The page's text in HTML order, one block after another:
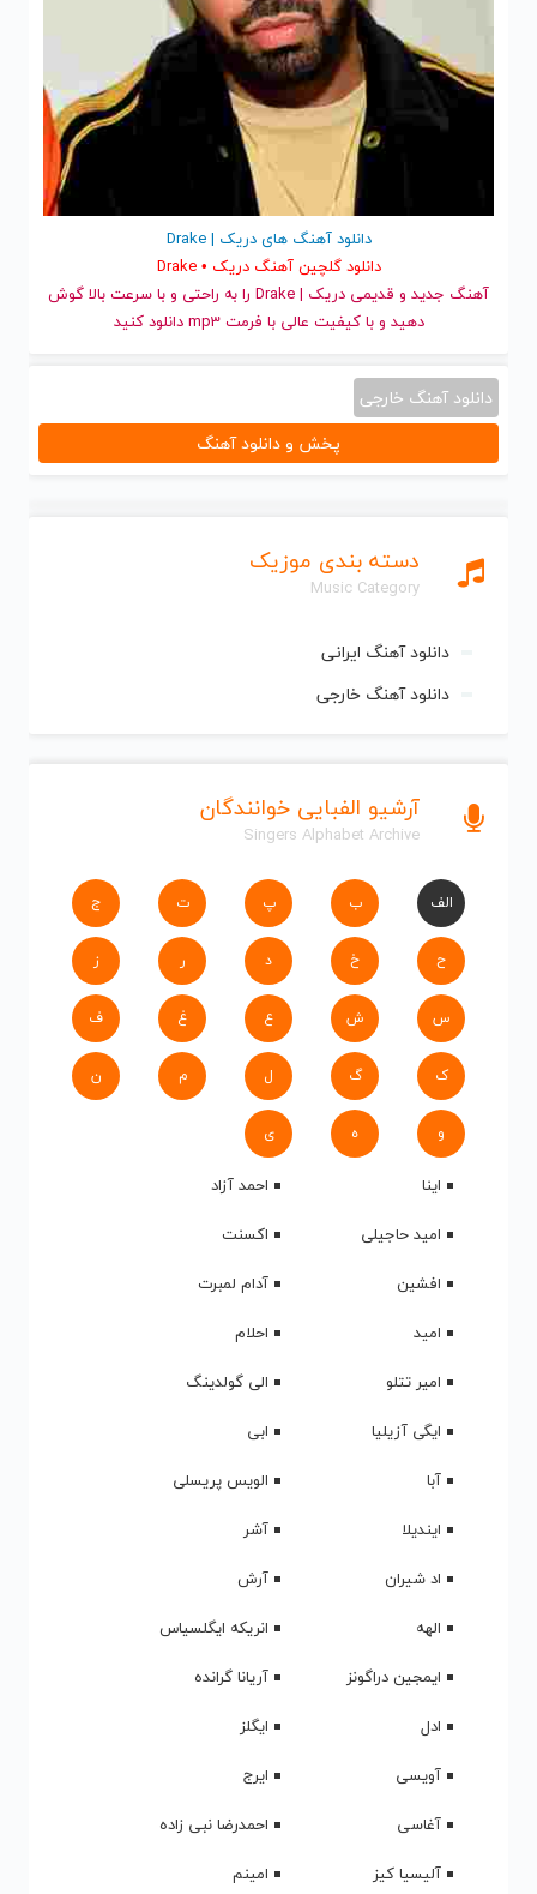
دسته بندی موزیک
Music Category
دانلود آهنگ ایرانی
دانلود آهنگ خارجی
آرشیو الفبایی خوانندگان
Singers Alphabet Archive
الف ب پ ت ج
ح خ د ر ز
س ش ع غ ف
ک گ ل م ن
و ه ی
اینا
احمد آزاد
امید حاجیلی
اکسنت
افشین
آدام لمبرت
امید
احلام
امیر تتلو
الی گولدینگ
ایگی آزیلیا
ابی
آبا
الویس پریسلی
ایندیلا
آشر
اد شیران
آرش
الهه
انریکه ایگلسیاس
ایمجین دراگونز
آریانا گرانده
ادل
ایگلز
آویسی
ایرج
آغاسی
احمدرضا نبی زاده
آلیسیا کیز
امینم
دانلود آهنگ های دریک | Drake
دانلود گلچین آهنگ دریک • Drake
آهنگ جدید
و قدیمی دریک | Drake را به راحتی و با سرعت بالا گوش
دهید و با کیفیت عالی با فرمت mp3 دانلود کنید
دانلود آهنگ خارجی
پخش و دانلود آهنگ